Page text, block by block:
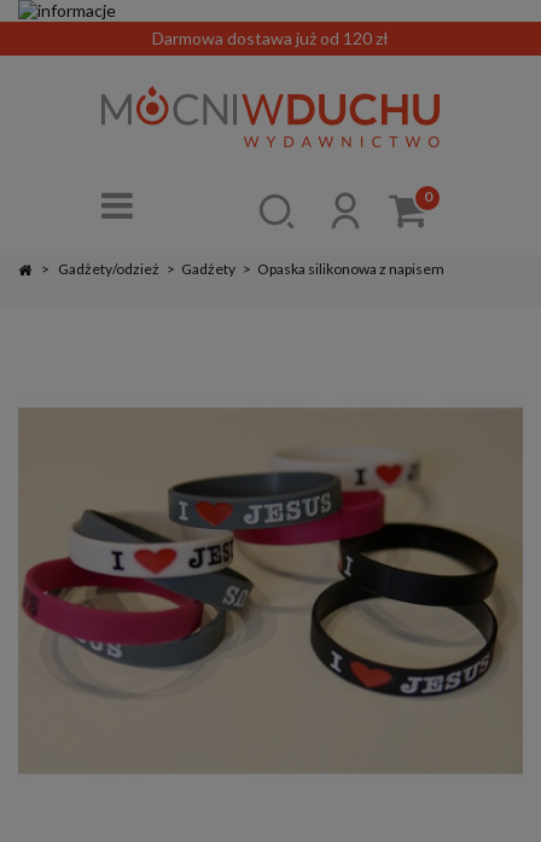
Darmowa dostawa już od 120 zł
0
> Gadżety/odzież > Gadżety > Opaska silikonowa z napisem